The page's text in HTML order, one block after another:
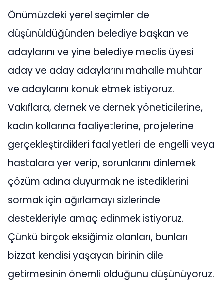
Önümüzdeki yerel seçimler de
düşünüldüğünden belediye başkan ve
adaylarını ve yine belediye meclis üyesi
aday ve aday adaylarını mahalle muhtar
ve adaylarını konuk etmek istiyoruz.
Vakıflara, dernek ve dernek yöneticilerine,
kadın kollarına faaliyetlerine, projelerine
gerçekleştirdikleri faaliyetleri de engelli veya
hastalara yer verip, sorunlarını dinlemek
çözüm adına duyurmak ne istediklerini
sormak için ağırlamayı sizlerinde
destekleriyle amaç edinmek istiyoruz.
Çünkü birçok eksiğimiz olanları, bunları
bizzat kendisi yaşayan birinin dile
getirmesinin önemli olduğunu düşünüyoruz.